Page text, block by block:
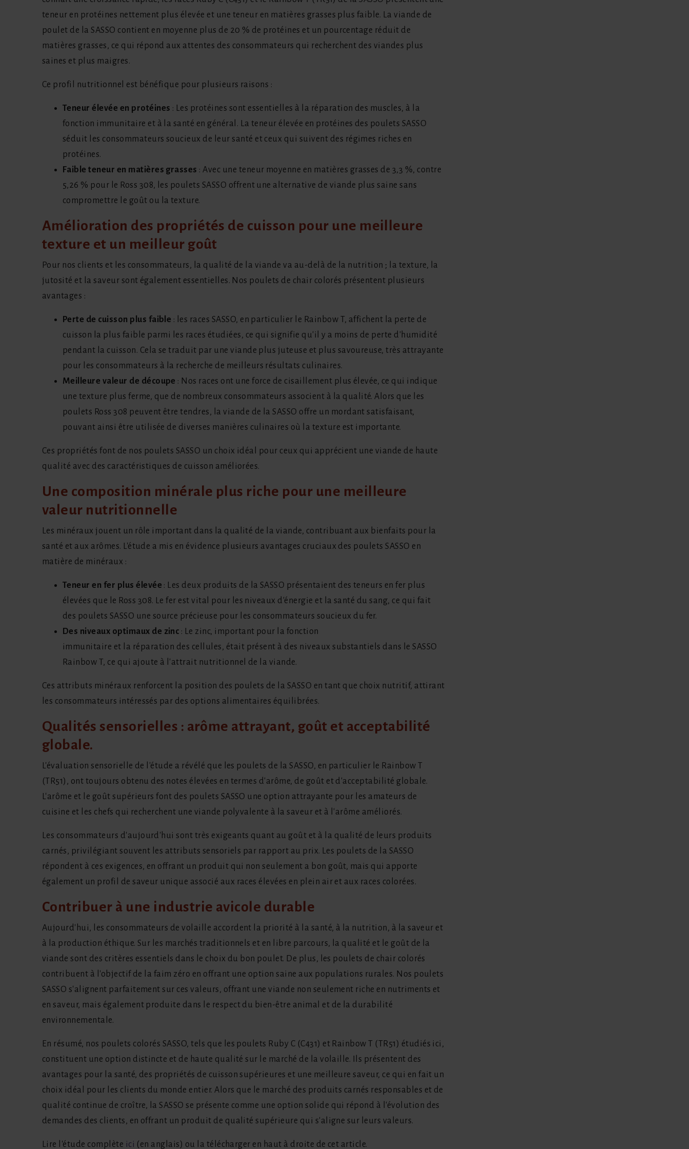
teneur en protéines nettement plus élevée et une teneur en matières grasses plus faible. La viande de
poulet de la SASSO contient en moyenne plus de 20 % de protéines et un pourcentage réduit de
matières grasses, ce qui répond aux attentes des consommateurs qui recherchent des viandes plus
saines et plus maigres.
Ce profil nutritionnel est bénéfique pour plusieurs raisons :
Teneur élevée en protéines : Les protéines sont essentielles à la réparation des muscles, à la
fonction immunitaire et à la santé en général. La teneur élevée en protéines des poulets SASSO
séduit les consommateurs soucieux de leur santé et ceux qui suivent des régimes riches en
protéines.
Faible teneur en matières grasses : Avec une teneur moyenne en matières grasses de 3,3 %, contre
5,26 % pour le Ross 308, les poulets SASSO offrent une alternative de viande plus saine sans
compromettre le goût ou la texture.
Amélioration des propriétés de cuisson pour une meilleure
texture et un meilleur goût
Pour nos clients et les consommateurs, la qualité de la viande va au-delà de la nutrition ; la texture, la
jutosité et la saveur sont également essentielles. Nos poulets de chair colorés présentent plusieurs
avantages :
Perte de cuisson plus faible : les races SASSO, en particulier le Rainbow T, affichent la perte de
cuisson la plus faible parmi les races étudiées, ce qui signifie qu'il y a moins de perte d'humidité
pendant la cuisson. Cela se traduit par une viande plus juteuse et plus savoureuse, très attrayante
pour les consommateurs à la recherche de meilleurs résultats culinaires.
Meilleure valeur de découpe : Nos races ont une force de cisaillement plus élevée, ce qui indique
une texture plus ferme, que de nombreux consommateurs associent à la qualité. Alors que les
poulets Ross 308 peuvent être tendres, la viande de la SASSO offre un mordant satisfaisant,
pouvant ainsi être utilisée de diverses manières culinaires où la texture est importante.
Ces propriétés font de nos poulets SASSO un choix idéal pour ceux qui apprécient une viande de haute
qualité avec des caractéristiques de cuisson améliorées.
Une composition minérale plus riche pour une meilleure
valeur nutritionnelle
Les minéraux jouent un rôle important dans la qualité de la viande, contribuant aux bienfaits pour la
santé et aux arômes. L'étude a mis en évidence plusieurs avantages cruciaux des poulets SASSO en
matière de minéraux :
Teneur en fer plus élevée : Les deux produits de la SASSO présentaient des teneurs en fer plus
élevées que le Ross 308. Le fer est vital pour les niveaux d'énergie et la santé du sang, ce qui fait
des poulets SASSO une source précieuse pour les consommateurs soucieux du fer.
Des niveaux optimaux de zinc : Le zinc, important pour la fonction
immunitaire et la réparation des cellules, était présent à des niveaux substantiels dans le SASSO
Rainbow T, ce qui ajoute à l'attrait nutritionnel de la viande.
Ces attributs minéraux renforcent la position des poulets de la SASSO en tant que choix nutritif, attirant
les consommateurs intéressés par des options alimentaires équilibrées.
Qualités sensorielles : arôme attrayant, goût et acceptabilité
globale.
L'évaluation sensorielle de l'étude a révélé que les poulets de la SASSO, en particulier le Rainbow T
(TR51), ont toujours obtenu des notes élevées en termes d'arôme, de goût et d'acceptabilité globale.
L'arôme et le goût supérieurs font des poulets SASSO une option attrayante pour les amateurs de
cuisine et les chefs qui recherchent une viande polyvalente à la saveur et à l'arôme améliorés.
Les consommateurs d'aujourd'hui sont très exigeants quant au goût et à la qualité de leurs produits
carnés, privilégiant souvent les attributs sensoriels par rapport au prix. Les poulets de la SASSO
répondent à ces exigences, en offrant un produit qui non seulement a bon goût, mais qui apporte
également un profil de saveur unique associé aux races élevées en plein air et aux races colorées.
Contribuer à une industrie avicole durable
Aujourd'hui, les consommateurs de volaille accordent la priorité à la santé, à la nutrition, à la saveur et
à la production éthique. Sur les marchés traditionnels et en libre parcours, la qualité et le goût de la
viande sont des critères essentiels dans le choix du bon poulet. De plus, les poulets de chair colorés
contribuent à l'objectif de la faim zéro en offrant une option saine aux populations rurales. Nos poulets
SASSO s'alignent parfaitement sur ces valeurs, offrant une viande non seulement riche en nutriments et
en saveur, mais également produite dans le respect du bien-être animal et de la durabilité
environnementale.
En résumé, nos poulets colorés SASSO, tels que les poulets Ruby C (C431) et Rainbow T (TR51) étudiés ici,
constituent une option distincte et de haute qualité sur le marché de la volaille. Ils présentent des
avantages pour la santé, des propriétés de cuisson supérieures et une meilleure saveur, ce qui en fait un
choix idéal pour les clients du monde entier. Alors que le marché des produits carnés responsables et de
qualité continue de croître, la SASSO se présente comme une option solide qui répond à l'évolution des
demandes des clients, en offrant un produit de qualité supérieure qui s'aligne sur leurs valeurs.
Lire l'étude complète ici (en anglais) ou la télécharger en haut à droite de cet article.